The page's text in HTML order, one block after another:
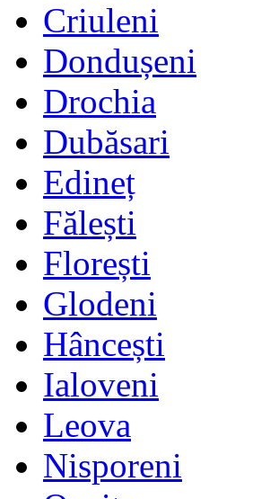
Criuleni
Dondușeni
Drochia
Dubăsari
Edineț
Fălești
Florești
Glodeni
Hâncești
Ialoveni
Leova
Nisporeni